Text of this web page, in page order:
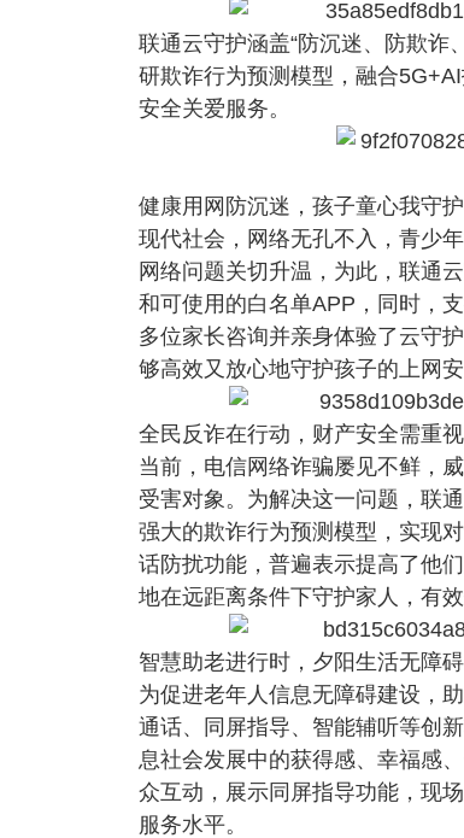
联通云守护涵盖“防沉迷、防欺诈
研欺诈行为预测模型，融合
安全关爱服务。
健康用网防沉迷，孩子童心我守护
现代社会，网络无孔不入，青少
网络问题关切升温，为此，联通
和可使用的白名单APP，同时，
多位家长咨询并亲身体验了云守
够高效又放心地守护孩子的上网安
全民反诈在行动，财产安全需重视
当前，电信网络诈骗屡见不鲜，
受害对象。为解决这一问题，联
强大的欺诈行为预测模型，实现
话防扰功能，普遍表示提高了他
地在远距离条件下守护家人，有
智慧助老进行时，夕阳生活无障碍
为促进老年人信息无障碍建设，
通话、同屏指导、智能辅听等创
息社会发展中的获得感、幸福感
众互动，展示同屏指导功能，现
服务水平。